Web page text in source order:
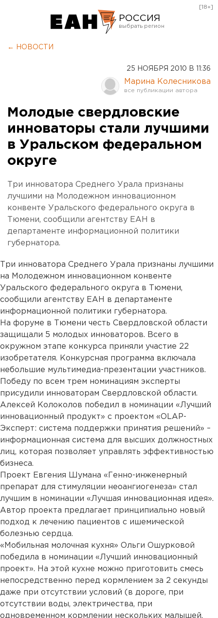
РОССИЯ
Оренбург
[18+]
← НОВОСТИ
25 НОЯБРЯ 2010 В 11:36
Марина Колесникова
Молодые свердловские
инноваторы стали лучшими
в Уральском федеральном
округе
Три инноватора Среднего Урала признаны
лучшими на Молодежном инновационном
конвенте Уральского федерального округа в
Тюмени, сообщили агентству ЕАН в
департаменте информационной политики
губернатора.
Три инноватора Среднего Урала признаны лучшими
на Молодежном инновационном конвенте
Уральского федерального округа в Тюмени,
сообщили агентству ЕАН в департаменте
информационной политики губернатора.
На форуме в Тюмени честь Свердловской области
защищали 5 молодых инноваторов. Всего в
окружном этапе конкурса приняли участие 22
изобретателя. Конкурсная программа включала
небольшие мультимедиа-презентации участников.
Победу по всем трем номинациям эксперты
присудили инноваторам Свердловской области.
Алексей Колоколов победил в номинации «Лучший
инновационный продукт» с проектом «OLAP-
Эксперт: система поддержки принятия решений» –
информационная система для высших должностных
лиц, которая позволяет управлять эффективностью
бизнеса.
Проект Евгения Шумана «Генно-инженерный
препарат для стимуляции неоангиогенеза» стал
лучшим в номинации «Лучшая инновационная идея».
Автор проекта предлагает принципиально новый
подход к лечению пациентов с ишемической
болезнью сердца.
«Мобильная молочная кухня» Ольги Ошурковой
победила в номинации «Лучший инновационный
проект». На этой кухне можно приготовить смесь
непосредственно перед кормлением за 2 секунды
даже при отсутствии условий (в дороге, при
отсутствии воды, электричества, при
одновременном кормлении нескольких малышей,